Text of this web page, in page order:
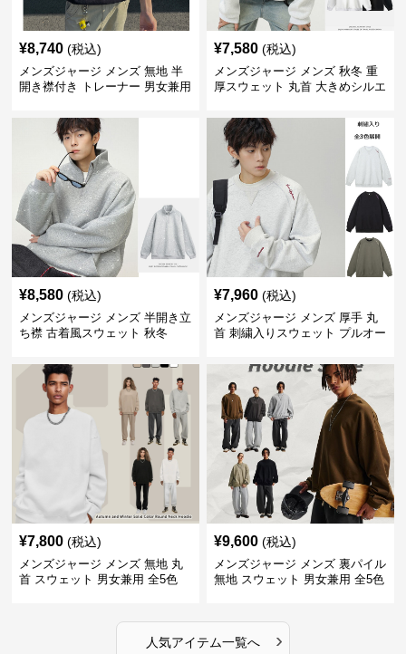
¥8,740 (税込)
メンズジャージ メンズ 無地 半
開き襟付き トレーナー 男女兼用
¥7,580 (税込)
メンズジャージ メンズ 秋冬 重
厚スウェット 丸首 大きめシルエ
¥8,580 (税込)
メンズジャージ メンズ 半開き立
ち襟 古着風スウェット 秋冬
¥7,960 (税込)
メンズジャージ メンズ 厚手 丸
首 刺繍入りスウェット プルオー
¥7,800 (税込)
メンズジャージ メンズ 無地 丸
首 スウェット 男女兼用 全5色
¥9,600 (税込)
メンズジャージ メンズ 裏パイル
無地 スウェット 男女兼用 全5色
人気アイテム一覧へ ›